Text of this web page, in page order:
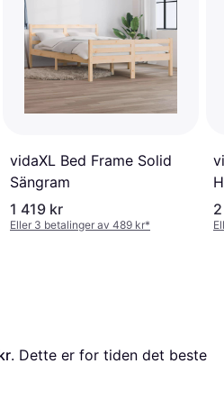
vidaXL Bed Frame Solid
Sängram
1 419 kr
Eller 3 betalinger av 489 kr*
. Dette er for tiden det beste